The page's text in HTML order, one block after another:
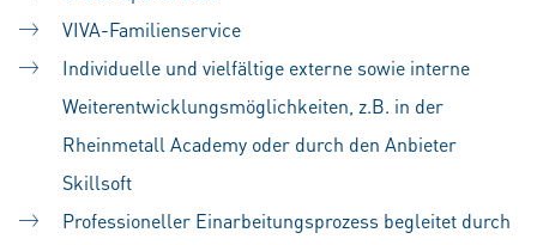
VIVA-Familienservice
Individuelle und vielfältige externe sowie interne
Weiterentwicklungsmöglichkeiten, z.B. in der
Rheinmetall Academy oder durch den Anbieter
Skillsoft
Professioneller Einarbeitungsprozess begleitet durch